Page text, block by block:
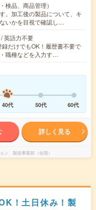
検品、商品管理）
。加工後の製品について、キ
いかを目視で確認し…
英語力不要
だけでもOK！履歴書不要で
職種などを入力す…
40代 50代 60代
詳しく見る
ン 製造事業部（全国）
！土日休み！製